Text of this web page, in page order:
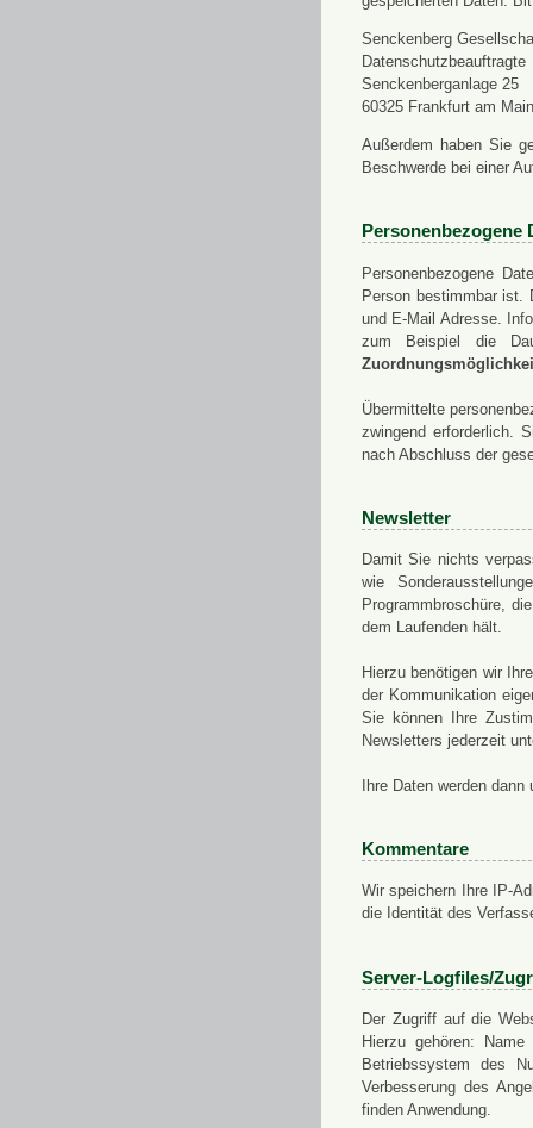
Senckenberg
Datenschutzbeauftragte
Senckenberganlage 25
60325 Frankfurt am Main
Außerdem haben Sie
Beschwerde bei einer
Personenbezogene
Personenbezogene
Person bestimmbar ist.
und E-Mail Adresse.
zum Beispiel die
Übermittelte
zwingend erforderlich.
nach Abschluss der
Newsletter
Damit Sie nichts
wie
Programmbroschüre,
dem Laufenden hält.
Hierzu benötigen wir
der Kommunikation
Sie können Ihre
Newsletters jederzeit
Ihre Daten werden
Kommentare
Wir speichern Ihre IP-
die Identität des
Server-Logfiles/
Der Zugriff auf die
Hierzu gehören:
Betriebssystem des
Verbesserung des
finden Anwendung.